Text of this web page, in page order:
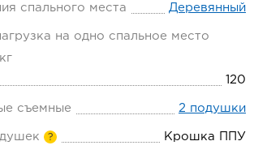
спального места Деревянный
на одно спальное место
120
съемные 2 подушки
? Крошка ППУ